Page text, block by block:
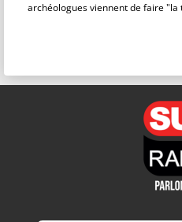
archéologues viennent de faire "la